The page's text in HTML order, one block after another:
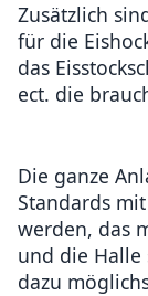
Zusätzlich
für die
das
ect. die
Die ganze
Standards
werden, das
und die Halle
dazu